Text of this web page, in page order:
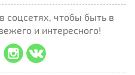
соцсетях, чтобы быть в
и интересного!